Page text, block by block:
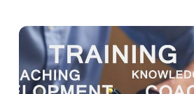
köpa dessa aktier blir man